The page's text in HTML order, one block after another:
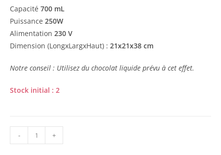
Capacité 700 mL
Puissance 250W
Alimentation 230 V
Dimension (LongxLargxHaut) : 21x21x38 cm
Notre conseil : Utilisez du chocolat liquide prévu à cet effet.
Stock initial : 2
- +